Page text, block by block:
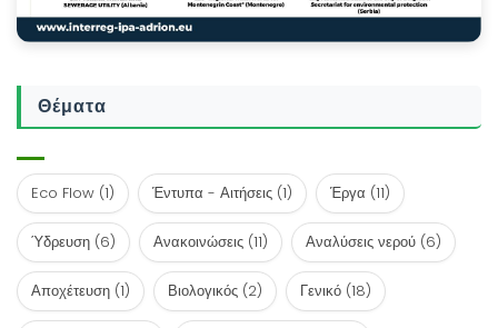
Θέματα
Eco Flow (1) Έντυπα - Αιτήσεις (1) Έργα (11)
Ύδρευση (6) Ανακοινώσεις (11) Αναλύσεις νερού (6)
Αποχέτευση (1) Βιολογικός (2) Γενικό (18)